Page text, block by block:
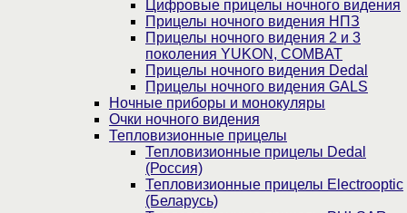
Цифровые прицелы ночного видения
Прицелы ночного видения НПЗ
Прицелы ночного видения 2 и 3
поколения YUKON, COMBAT
Прицелы ночного видения Dedal
Прицелы ночного видения GALS
Ночные приборы и монокуляры
Очки ночного видения
Тепловизионные прицелы
Тепловизионные прицелы Dedal
(Россия)
Тепловизионные прицелы Electrooptic
(Беларусь)